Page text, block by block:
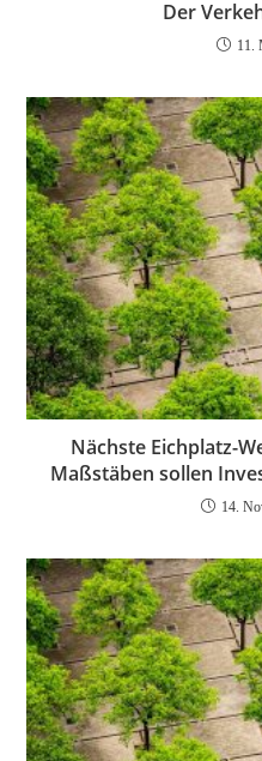
Der
11.
Nächste Eichplatz-
Maßstäben sollen
14.